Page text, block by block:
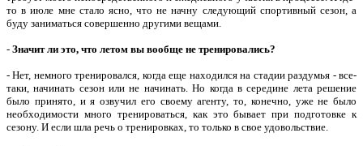
то в июле мне стало ясно, что не начну следующий спортивный сезон, а
буду заниматься совершенно другими вещами.
- Значит ли это, что летом вы вообще не тренировались?
- Нет, немного тренировался, когда еще находился на стадии раздумья - все-
таки, начинать сезон или не начинать. Но когда в середине лета решение
было принято, и я озвучил его своему агенту, то, конечно, уже не было
необходимости много тренироваться, как это бывает при подготовке к
сезону. И если шла речь о тренировках, то только в свое удовольствие.